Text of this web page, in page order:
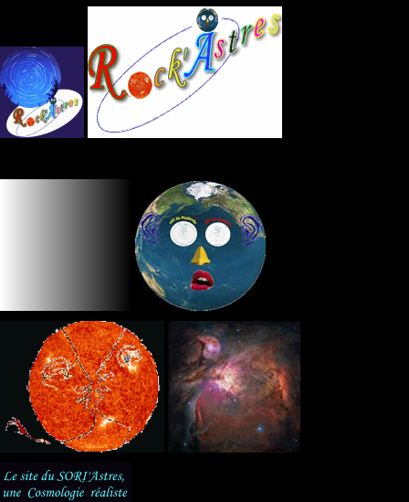
Panneau de gestion des cookies